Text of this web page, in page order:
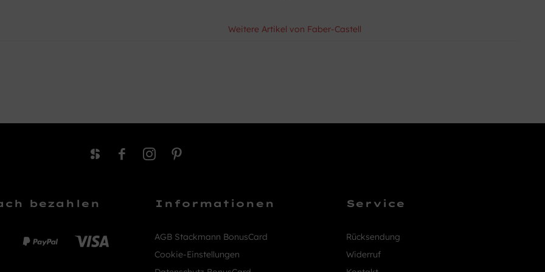
Weitere Artikel von Faber-Castell
bezahlen Informationen
AGB Stackmann BonusCard
Cookie-Einstellungen
Service
Rücksendung
Widerruf